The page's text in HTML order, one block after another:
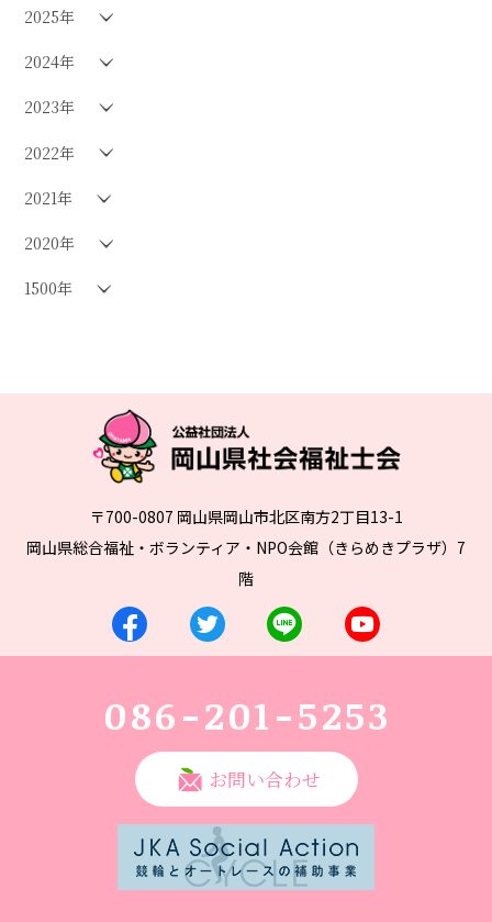
2025年
2024年
2023年
2022年
2021年
2020年
1500年
〒700-0807 岡山県岡山市北区南方2丁目13-1
岡山県総合福祉・ボランティア・NPO会館（きらめきプラザ）7
階
086-201-5253
お問い合わせ